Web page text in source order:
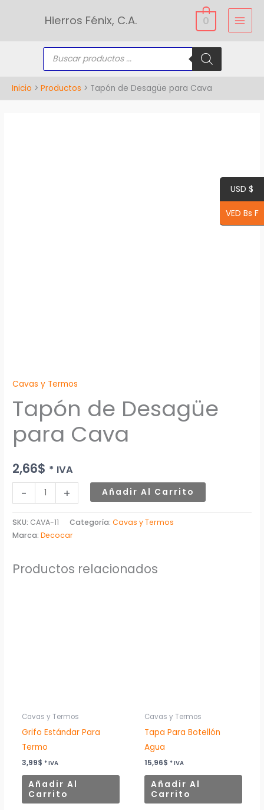
Hierros Fénix, C.A. 0
Búsqueda
productos
Inicio Productos Tapón de Desagüe para Cava
Cavas y Termos
Tapón de Desagüe
para Cava
2,66$ * IVA
- + Añadir Al Carrito
SKU: CAVA-11 Categoría:Cavas y Termos
Marca:Decocar
Productos relacionados
Cavas y Termos
Grifo Estándar Para
Termo
3,99$ * IVA
Añadir Al
Carrito
Cavas y Termos
Tapa Para Botellón
Agua
15,96$ * IVA
Añadir Al
Carrito
USD $
VED Bs F